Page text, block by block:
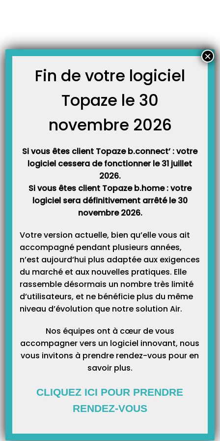
FICHES FORMATIONS
Paramétrer Topaze avec votre nouvelle boîte mail santé
Vous avez reçu un mail ou un courrier d’Orange concernant votre option
Mail Santé et vous ne savez pas comment paramétrer cette nouvelle boîte
mail Santé dans votre logiciel Topaze ? Nous mettons à votre disposition des
Catégories
Catégories
Fin de votre logiciel
Topaze le 30
novembre 2026
Si vous êtes client Topaze b.connect’ : votre
logiciel cessera de fonctionner le 31 juillet
2026.
Si vous êtes client Topaze b.home : votre
logiciel sera définitivement arrêté le 30
novembre 2026.
Votre version actuelle, bien qu’elle vous ait
accompagné pendant plusieurs années,
n’est aujourd’hui plus adaptée aux exigences
du marché et aux nouvelles pratiques. Elle
rassemble désormais un nombre très limité
d’utilisateurs, et ne bénéficie plus du même
niveau d’évolution que notre solution Air.
Nos équipes ont à cœur de vous
accompagner vers un logiciel innovant, nous
vous invitons à prendre rendez-vous pour en
savoir plus.
CLIQUEZ ICI POUR PRENDRE
RENDEZ-VOUS
×